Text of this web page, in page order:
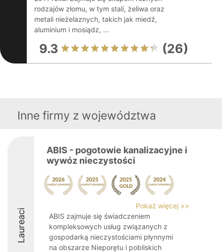
rodzajów złomu, w tym stali, żeliwa oraz
metali nieżelaznych, takich jak miedź,
aluminium i mosiądz, ...
9.3 (26)
Inne firmy z województwa
Laureaci
ABIS - pogotowie kanalizacyjne i
wywóz nieczystości
Pokaż więcej >>
ABIS zajmuje się świadczeniem
kompleksowych usług związanych z
gospodarką nieczystościami płynnymi
na obszarze Nieporętu i pobliskich